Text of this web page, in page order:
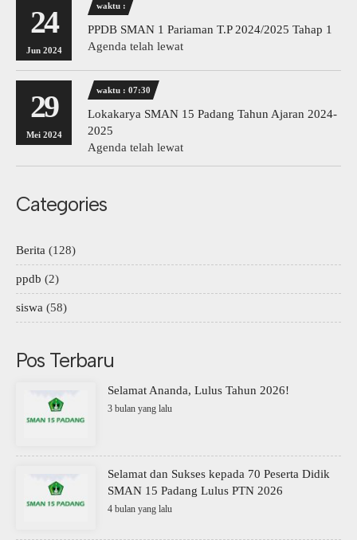
24
Jun 2024
waktu :
PPDB SMAN 1 Pariaman T.P 2024/2025 Tahap 1
Agenda telah lewat
29
Mei 2024
waktu : 07:30
Lokakarya SMAN 15 Padang Tahun Ajaran 2024-
2025
Agenda telah lewat
Categories
Berita (128)
ppdb (2)
siswa (58)
Pos Terbaru
Selamat Ananda, Lulus Tahun 2026!
3 bulan yang lalu
Selamat dan Sukses kepada 70 Peserta Didik
SMAN 15 Padang Lulus PTN 2026
4 bulan yang lalu